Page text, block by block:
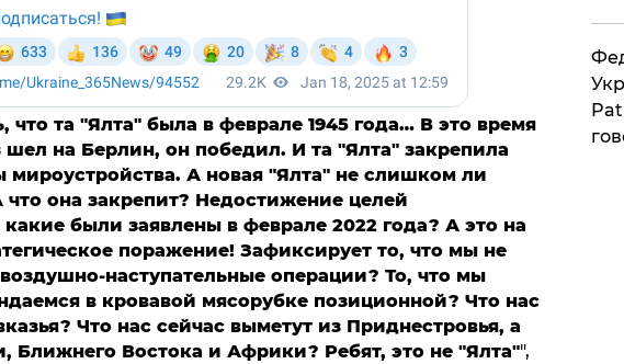
что та "Ялта" была в феврале 1945 года… В это время
на Берлин, он победил. И та "Ялта" закрепила
А новая "Ялта" не слишком ли
она закрепит? Недостижение целей
были заявлены в феврале 2022 года? А это на
поражение! Зафиксирует то, что мы не
наступательные операции? То, что мы
в кровавой мясорубке позиционной? Что нас
Что нас сейчас выметут из Приднестровья, а
Ближнего Востока и Африки? Ребят, это не "Ялта"",